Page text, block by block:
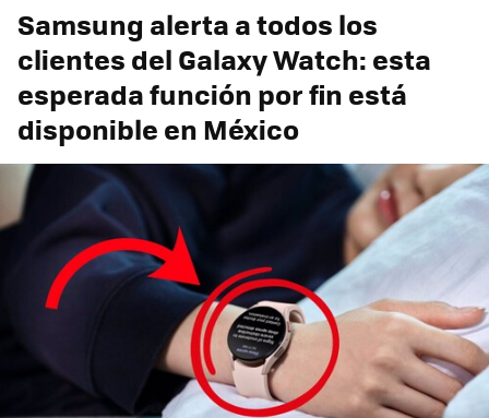
Samsung alerta a todos los
clientes del Galaxy Watch: esta
esperada función por fin está
disponible en México